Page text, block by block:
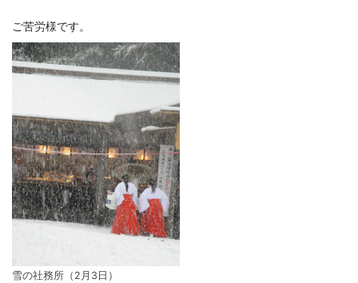
ご苦労様です。
雪の社務所（2月3日）